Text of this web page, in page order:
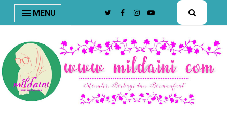
nav#menunav { border-bottom: 1px solid #e8e8e8; }
MENU